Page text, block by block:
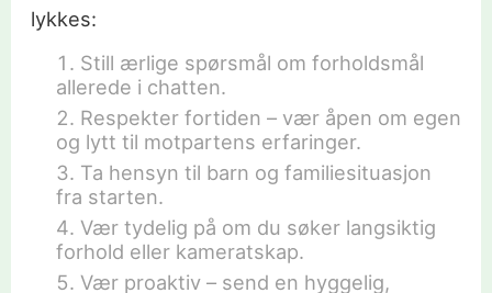
lykkes:
Still ærlige spørsmål om forholdsmål
allerede i chatten.
Respekter fortiden – vær åpen om egen
og lytt til motpartens erfaringer.
Ta hensyn til barn og familiesituasjon
fra starten.
Vær tydelig på om du søker langsiktig
forhold eller kameratskap.
Vær proaktiv – send en hyggelig,